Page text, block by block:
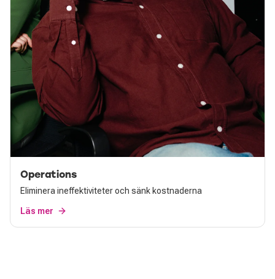
Operations
Eliminera ineffektiviteter och sänk kostnaderna
Läs mer